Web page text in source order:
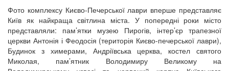
Фото комплексу Києво-Печерської лаври вперше представляє
Київ як найкраща світлина міста. У попередні роки місто
представляли: пам’ятки музею Пирогів, інтер’єр трапезної
церкви Антонія і Феодосія (територія Києво-печерської лаври),
Будинок з химерами, Андріївська церква, костел святого
Миколая, пам’ятник Володимиру Великому на